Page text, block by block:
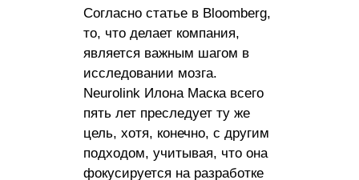
Согласно статье в Bloomberg,
то, что делает компания,
является важным шагом в
исследовании мозга.
Neurolink Илона Маска всего
пять лет преследует ту же
цель, хотя, конечно, с другим
подходом, учитывая, что она
фокусируется на разработке